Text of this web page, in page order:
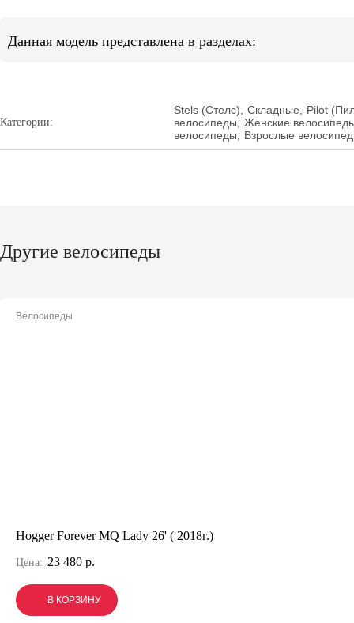
Данная модель представлена в разделах:
Категории:
Stels (Стелс) Складные
Pilot
велосипеды
Женские
велосипеды
Взрослые
Другие велосипеды
Велосипеды
Hogger Forever MQ Lady 26' ( 2018г.)
Цена: 23 480 р.
В КОРЗИНУ
В КОРЗИНУ
В КОРЗИНУ